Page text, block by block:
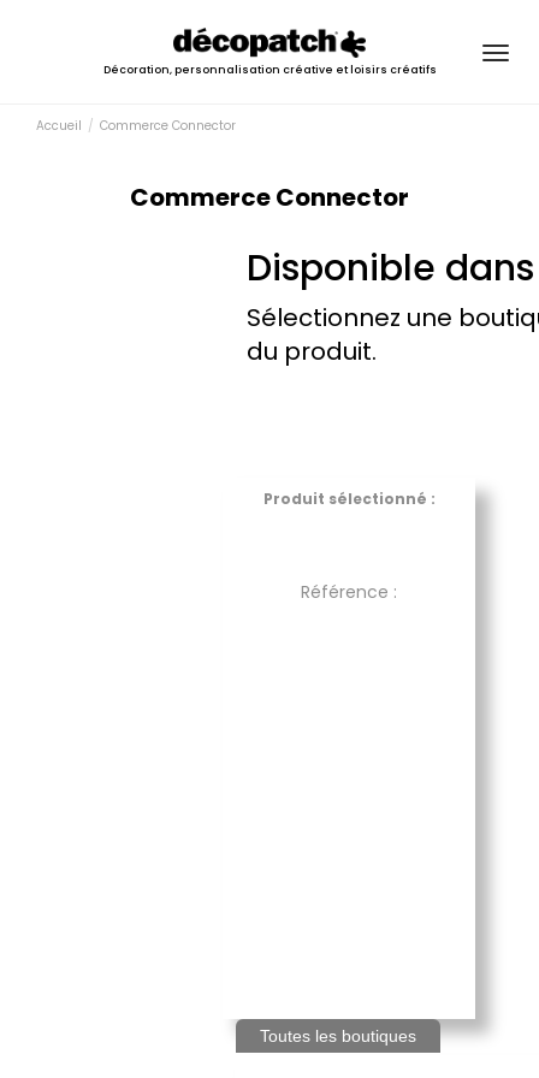
Décoration, personnalisation créative et loisirs créatifs
Accueil Commerce Connector
Commerce Connector
Disponible
Sélectionnez une
du produit.
Produit sélectionné :
Référence :
Toutes les boutiques